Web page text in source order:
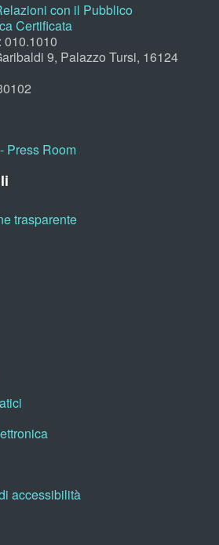
con il Pubblico
Certificata
010.1010
9, Palazzo Tursi, 16124
Press Room
trasparente
accessibilità